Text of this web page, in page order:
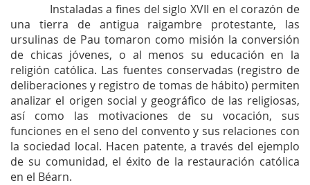
Instaladas a fines del siglo XVII en el corazón de
una tierra de antigua raigambre protestante, las
ursulinas de Pau tomaron como misión la conversión
de chicas jóvenes, o al menos su educación en la
religión católica. Las fuentes conservadas (registro de
deliberaciones y registro de tomas de hábito) permiten
analizar el origen social y geográfico de las religiosas,
así como las motivaciones de su vocación, sus
funciones en el seno del convento y sus relaciones con
la sociedad local. Hacen patente, a través del ejemplo
de su comunidad, el éxito de la restauración católica
en el Béarn.